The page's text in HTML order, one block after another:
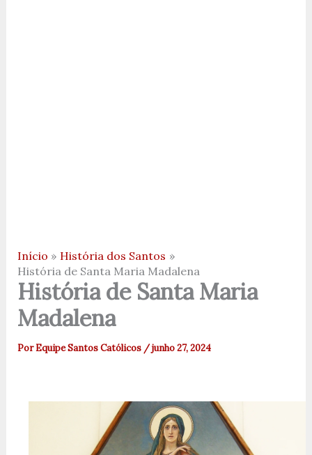
Início
História dos Santos
História de Santa Maria Madalena
História de Santa Maria
Madalena
PorEquipe Santos Católicos /junho 27, 2024